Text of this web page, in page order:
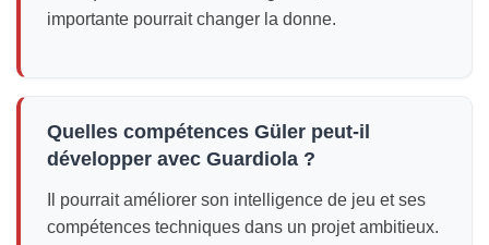
importante pourrait changer la donne.
Quelles compétences Güler peut-il
développer avec Guardiola ?
Il pourrait améliorer son intelligence de jeu et ses
compétences techniques dans un projet ambitieux.